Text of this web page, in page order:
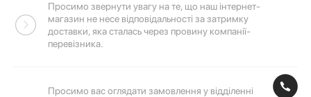
Просимо звернути увагу на те, що наш інтернет-
магазин не несе відповідальності за затримку
доставки, яка сталась через провину компанії-
перевізника.
Просимо вас оглядати замовлення у відділенні